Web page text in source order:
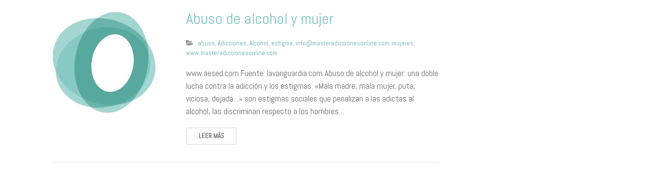
Abuso de alcohol y mujer
abuso,Adicciones,Alcohol, estigma, info@masteradiccionesonline.com, mujeres,
www.masteradiccionesonline.com
www.aesed.com Fuente: lavanguardia.com Abuso de alcohol y mujer: una doble
lucha contra la adicción y los estigmas. «Mala madre, mala mujer, puta,
viciosa, dejada…» son estigmas sociales que penalizan a las adictas al
alcohol, las discriminan respecto a los hombres…
LEER MÁS